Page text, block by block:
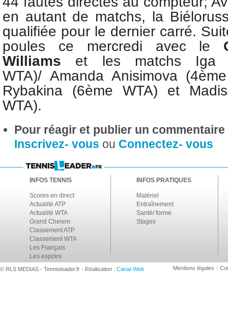
en autant de matchs, la
qualifiée pour le dernier carré.
poules ce mercredi avec le
Williams et les matchs Iga
WTA)/Amanda Anisimova
Rybakina (6ème WTA) et
WTA).
Pour réagir et publier un
Inscrivez- vous ou Connectez- vous
INFOS TENNIS
Scores en direct
Actualité ATP
Actualité WTA
Grand Chelem
Classement ATP
Classement WTA
Les Français
Les espoirs
INFOS PRATIQUES
Matériel
Entraînement
Santé/ forme
Stages
© RLS MEDIAS - Tennisleader.fr - Réalisation : Canal-Web Mentions légales